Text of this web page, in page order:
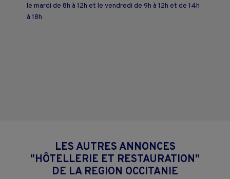
le mardi de 8h à 12h et le vendredi de 9h à 12h et de 14h
à 18h
LES AUTRES ANNONCES
"HÔTELLERIE ET RESTAURATION"
DE LA REGION OCCITANIE